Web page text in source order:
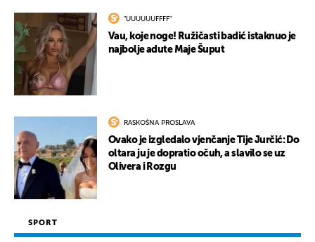
"UUUUUUFFFF"
Vau, koje noge! Ružičasti badić istaknuo je
najbolje adute Maje Šuput
RASKOŠNA PROSLAVA
Ovako je izgledalo vjenčanje Tije Jurčić: Do
oltara ju je dopratio očuh, a slavilo se uz
Olivera i Rozgu
SPORT